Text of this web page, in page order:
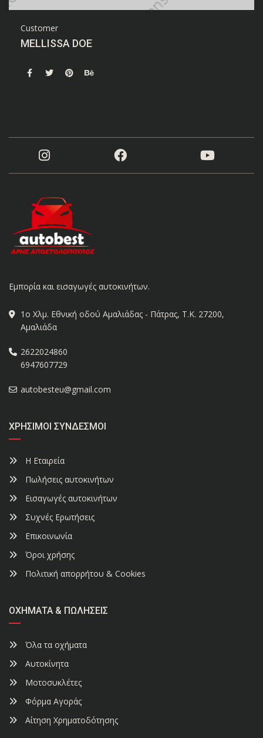
Customer
MELLISSA DOE
Εμπορία και εισαγωγές αυτοκινήτων.
1ο Χλμ. Εθνική οδού Αμαλιάδας - Πάτρας, Τ.Κ. 27200,
Αμαλιάδα
2622024860
6947607729
autobesteu@gmail.com
ΧΡΉΣΙΜΟΙ ΣΎΝΔΕΣΜΟΙ
Η Εταιρεία
Πωλήσεις αυτοκινήτων
Εισαγωγές αυτοκινήτων
Συχνές Ερωτήσεις
Επικοινωνία
Όροι χρήσης
Πολιτική απορρήτου & Cookies
ΟΧΉΜΑΤΑ & ΠΩΛΉΣΕΙΣ
Όλα τα οχήματα
Αυτοκίνητα
Μοτοσυκλέτες
Φόρμα Αγοράς
Αίτηση Χρηματοδότησης